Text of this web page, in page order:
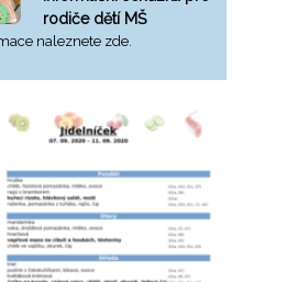
rodiče dětí MŠ
naleznete zde.